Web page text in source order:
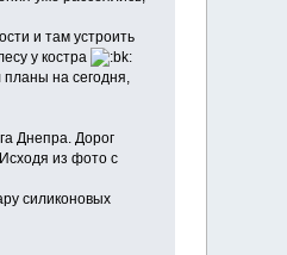
и там устроить
у костра
на сегодня,
Днепра. Дорог
из фото с
силиконовых